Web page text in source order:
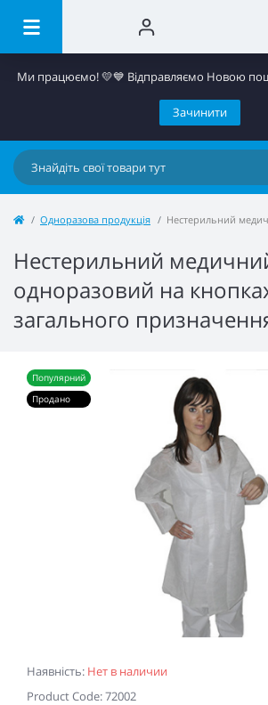
Ми працюємо! 💛​💙 Відправляємо Новою
Зачинити
Одноразова продукція Нестерильний
Нестерильний
одноразовий на
загального
Наявність: Нет в наличии
Product Code: 72002
Популярний
Продано